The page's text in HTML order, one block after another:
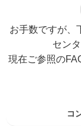
お手数ですが、
セン
現在ご参照の
コ